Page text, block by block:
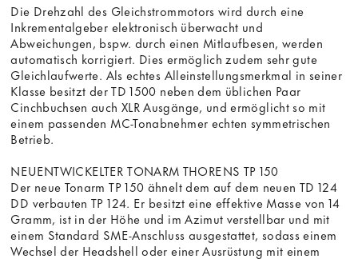
Die Drehzahl des Gleichstrommotors wird durch eine
Inkrementalgeber elektronisch überwacht und
Abweichungen, bspw. durch einen Mitlaufbesen, werden
automatisch korrigiert. Dies ermöglich zudem sehr gute
Gleichlaufwerte. Als echtes Alleinstellungsmerkmal in seiner
Klasse besitzt der TD 1500 neben dem üblichen Paar
Cinchbuchsen auch XLR Ausgänge, und ermöglicht so mit
einem passenden MC-Tonabnehmer echten symmetrischen
Betrieb.
NEUENTWICKELTER TONARM THORENS TP 150
Der neue Tonarm TP 150 ähnelt dem auf dem neuen TD 124
DD verbauten TP 124. Er besitzt eine effektive Masse von 14
Gramm, ist in der Höhe und im Azimut verstellbar und mit
einem Standard SME-Anschluss ausgestattet, sodass einem
Wechsel der Headshell oder einer Ausrüstung mit einem